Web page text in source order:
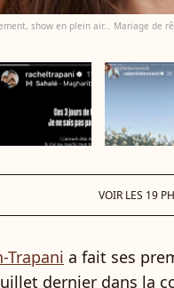
show en plein air... Mariage de
VOIR LES 19
Trapani a fait ses
dernier dans la